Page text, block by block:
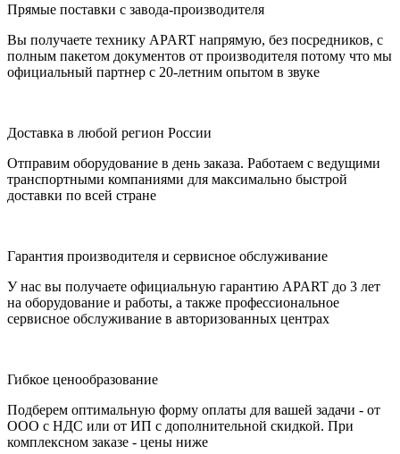
Прямые поставки с завода-производителя
Вы получаете технику APART напрямую, без посредников, с
полным пакетом документов от производителя потому что мы
официальный партнер с 20-летним опытом в звуке
Доставка в любой регион России
Отправим оборудование в день заказа. Работаем с ведущими
транспортными компаниями для максимально быстрой
доставки по всей стране
Гарантия производителя и сервисное обслуживание
У нас вы получаете официальную гарантию APART до 3 лет
на оборудование и работы, а также профессиональное
сервисное обслуживание в авторизованных центрах
Гибкое ценообразование
Подберем оптимальную форму оплаты для вашей задачи - от
ООО с НДС или от ИП с дополнительной скидкой. При
комплексном заказе - цены ниже